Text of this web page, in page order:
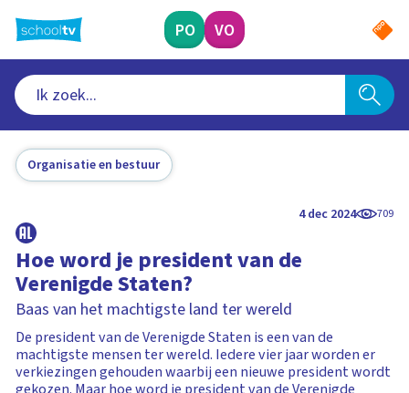
naar
hoofdinhoud
PO VO
Organisatie en bestuur
4 dec 2024 709
Hoe word je president van de
Verenigde Staten?
Baas van het machtigste land ter wereld
De president van de Verenigde Staten is een van de
machtigste mensen ter wereld. Iedere vier jaar worden er
verkiezingen gehouden waarbij een nieuwe president wordt